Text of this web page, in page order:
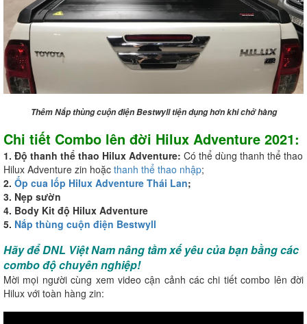
Thêm Nắp thùng cuộn điện Bestwyll tiện dụng hơn khi chở hàng
Chi tiết Combo lên đời Hilux Adventure 2021:
1. Độ thanh thể thao Hilux Adventure: Có thể dùng thanh thể thao
Hilux Adventure zin hoặc thanh thể thao nhập;
2. Ốp cua lốp Hilux Adventure Thái Lan;
3. Nẹp sườn
4. Body Kit độ Hilux Adventure
5. Nắp thùng cuộn điện Bestwyll
Hãy để DNL Việt Nam nâng tầm xế yêu của bạn bằng các
combo độ chuyên nghiệp!
Mời mọi người cùng xem video cận cảnh các chi tiết combo lên đời
Hilux với toàn hàng zin: